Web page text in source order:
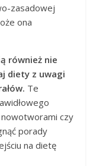
zasadowej
ona
również nie
diety z uwagi
Te
czy
porady
na dietę